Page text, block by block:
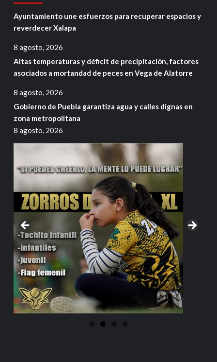
Ayuntamiento une esfuerzos para recuperar espacios y
reverdecer Xalapa
8 agosto, 2026
Altas temperaturas y déficit de precipitación, factores
asociados a mortandad de peces en Vega de Alatorre
8 agosto, 2026
Gobierno de Puebla garantiza agua y calles dignas en
zona metropolitana
8 agosto, 2026